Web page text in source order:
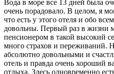
Вода в море все 13 дней была
очень порадовало. В целом, я
что есть у этого отеля и обо
довольны. Первый раз в жизни
пенсионером в такой высокий
много страхов и переживаний.
абсолютно довольными и
отель и правда очень хороший
отдыха. Здесь одновременно